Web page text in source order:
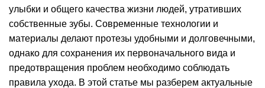
улыбки и общего качества жизни людей, утративших
собственные зубы. Современные технологии и
материалы делают протезы удобными и долговечными,
однако для сохранения их первоначального вида и
предотвращения проблем необходимо соблюдать
правила ухода. В этой статье мы разберем актуальные